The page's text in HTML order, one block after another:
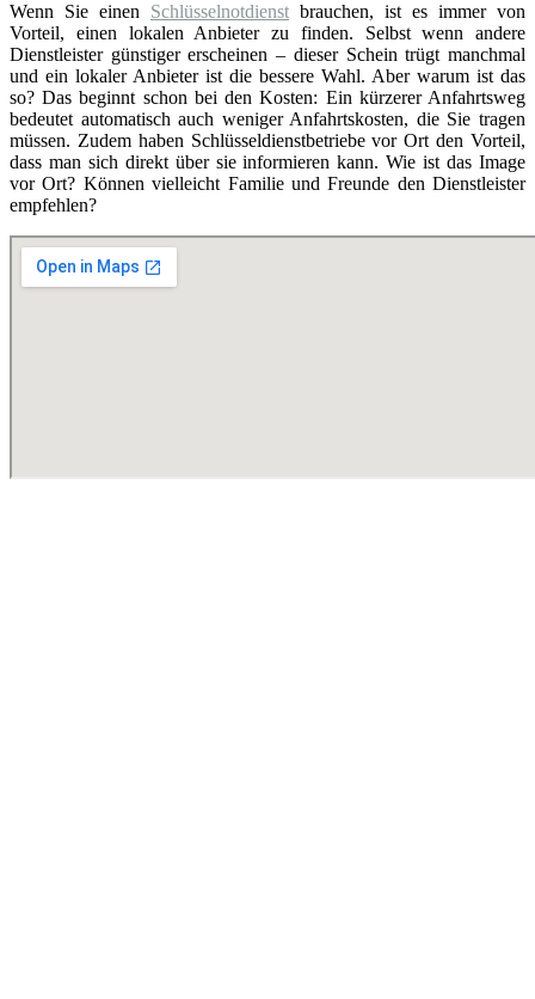
Wenn Sie einen Schlüsselnotdienst brauchen, ist es immer von
Vorteil, einen lokalen Anbieter zu finden. Selbst wenn andere
Dienstleister günstiger erscheinen – dieser Schein trügt manchmal
und ein lokaler Anbieter ist die bessere Wahl. Aber warum ist das
so? Das beginnt schon bei den Kosten: Ein kürzerer Anfahrtsweg
bedeutet automatisch auch weniger Anfahrtskosten, die Sie tragen
müssen. Zudem haben Schlüsseldienstbetriebe vor Ort den Vorteil,
dass man sich direkt über sie informieren kann. Wie ist das Image
vor Ort? Können vielleicht Familie und Freunde den Dienstleister
empfehlen?